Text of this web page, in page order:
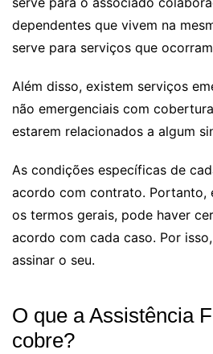
dependentes que vivem na
serve para serviços que
Além disso, existem serviços
não emergenciais com
estarem relacionados a algum
As condições específicas de
acordo com contrato. Portanto,
os termos gerais, pode haver
acordo com cada caso. Por
assinar o seu.
O que a Assistência
cobre?